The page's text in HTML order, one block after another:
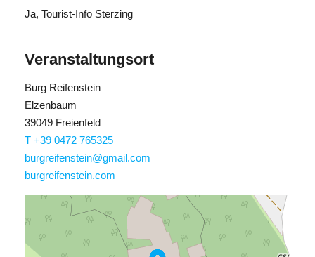
In deutscher Sprache
Am 14. Juli entfällt die Führung, da die Rittertage
stattfinden.
Ja, Tourist-Info Sterzing
Veranstaltungsort
Burg Reifenstein
Elzenbaum
39049 Freienfeld
T +39 0472 765325
burgreifenstein@gmail.com
burgreifenstein.com